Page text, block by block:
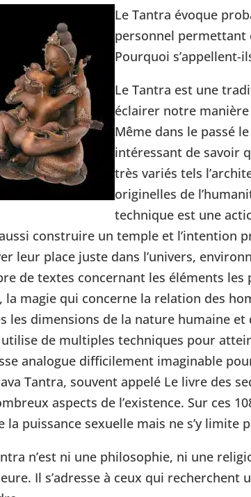
Le Tantra évoque
personnel permettant
Pourquoi s’appellent-
Le Tantra est une
éclairer notre
Même dans le passé
intéressant de savoir
très variés tels
originelles de
technique est une
aussi construire un temple et l’intention
leur place juste dans l’univers,
de textes concernant les éléments
la magie qui concerne la relation des
les dimensions de la nature humaine et
de multiples techniques pour
analogue difficilement imaginable
Tantra, souvent appelé Le livre des
aspects de l’existence. Sur ces
la puissance sexuelle mais ne s’y limite
n’est ni une philosophie, ni une
Il s’adresse à ceux qui